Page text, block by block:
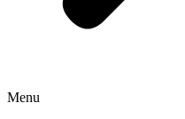
Menu